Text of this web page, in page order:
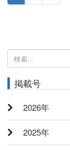
検
索:
掲載号
2026年
2025年